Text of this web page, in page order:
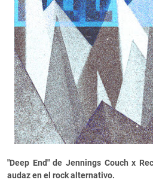
"Deep End" de Jennings Couch x
audaz en el rock alternativo.